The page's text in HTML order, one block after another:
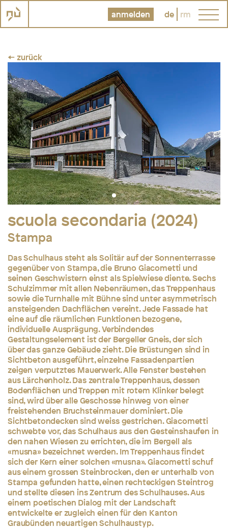
anmelden de rm
← zurück
scuola secondaria (2024)
Stampa
Das Schulhaus steht als Solitär auf der Sonnenterrasse
gegenüber von Stampa, die Bruno Giacometti und
seinen Geschwistern einst als Spielwiese diente. Sechs
Schulzimmer mit allen Nebenräumen, das Treppenhaus
sowie die Turnhalle mit Bühne sind unter asymmetrisch
ansteigenden Dachflächen vereint. Jede Fassade hat
eine auf die räumlichen Funktionen bezogene,
individuelle Ausprägung. Verbindendes
Gestaltungselement ist der Bergeller Gneis, der sich
über das ganze Gebäude zieht. Die Brüstungen sind in
Sichtbeton ausgeführt, einzelne Fassadenpartien
zeigen verputztes Mauerwerk. Alle Fenster bestehen
aus Lärchenholz. Das zentrale Treppenhaus, dessen
Bodenflächen und Treppen mit rotem Klinker belegt
sind, wird über alle Geschosse hinweg von einer
freistehenden Bruchsteinmauer dominiert. Die
Sichtbetondecken sind weiss gestrichen. Giacometti
schwebte vor, das Schulhaus aus den Gesteinshaufen in
den nahen Wiesen zu errichten, die im Bergell als
«musna» bezeichnet werden. Im Treppenhaus findet
sich der Kern einer solchen «musna». Giacometti schuf
aus einem grossen Steinbrocken, den er unterhalb von
Stampa gefunden hatte, einen rechteckigen Steintrog
und stellte diesen ins Zentrum des Schulhauses. Aus
einem poetischen Dialog mit der Landschaft
entwickelte er zugleich einen für den Kanton
Graubünden neuartigen Schulhaustyp.